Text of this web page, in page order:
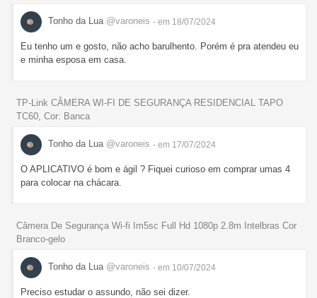
Tonho da Lua @varoneis - em 18/07/2024
Eu tenho um e gosto, não acho barulhento. Porém é pra atendeu eu
e minha esposa em casa.
TP-Link CÂMERA WI-FI DE SEGURANÇA RESIDENCIAL TAPO
TC60, Cor: Banca
Tonho da Lua @varoneis - em 17/07/2024
O APLICATIVO é bom e ágil ? Fiquei curioso em comprar umas 4
para colocar na chácara.
Câmera De Segurança Wi-fi Im5sc Full Hd 1080p 2.8m Intelbras Cor
Branco-gelo
Tonho da Lua @varoneis - em 10/07/2024
Preciso estudar o assundo, não sei dizer.